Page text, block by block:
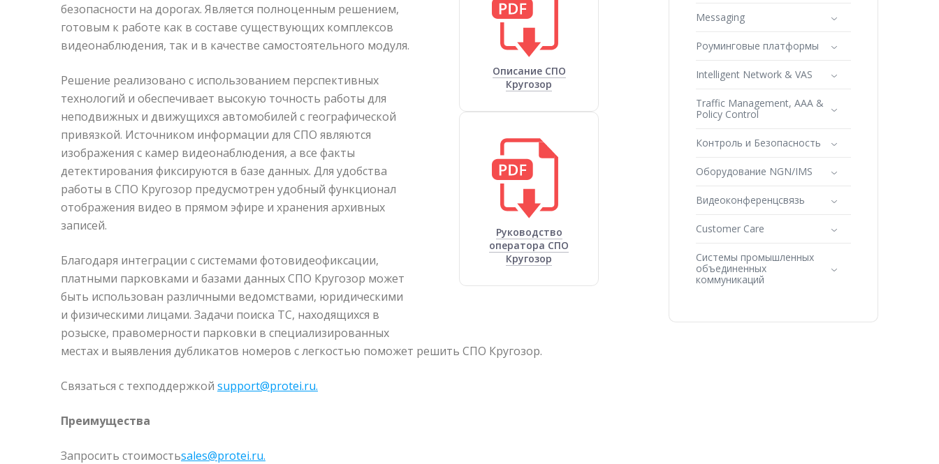
Описание СПО
Кругозор
Руководство
оператора СПО
Кругозор
безопасности на дорогах. Является полноценным решением,
готовым к работе как в составе существующих комплексов
видеонаблюдения, так и в качестве самостоятельного модуля.
Решение реализовано с использованием перспективных
технологий и обеспечивает высокую точность работы для
неподвижных и движущихся автомобилей с географической
привязкой. Источником информации для СПО являются
изображения с камер видеонаблюдения, а все факты
детектирования фиксируются в базе данных. Для удобства
работы в СПО Кругозор предусмотрен удобный функционал
отображения видео в прямом эфире и хранения архивных
записей.
Благодаря интеграции с системами фотовидеофиксации,
платными парковками и базами данных СПО Кругозор может
быть использован различными ведомствами, юридическими
и физическими лицами. Задачи поиска ТС, находящихся в
розыске, правомерности парковки в специализированных
местах и выявления дубликатов номеров с легкостью поможет решить СПО Кругозор.
Связаться с техподдержкой support@protei.ru.
Преимущества
Запросить стоимостьsales@protei.ru.
Messaging
Роуминговые платформы
Intelligent Network & VAS
Traffic Management, AAA &
Policy Control
Контроль и Безопасность
Оборудование NGN/IMS
Видеоконференцсвязь
Customer Care
Системы промышленных
объединенных
коммуникаций